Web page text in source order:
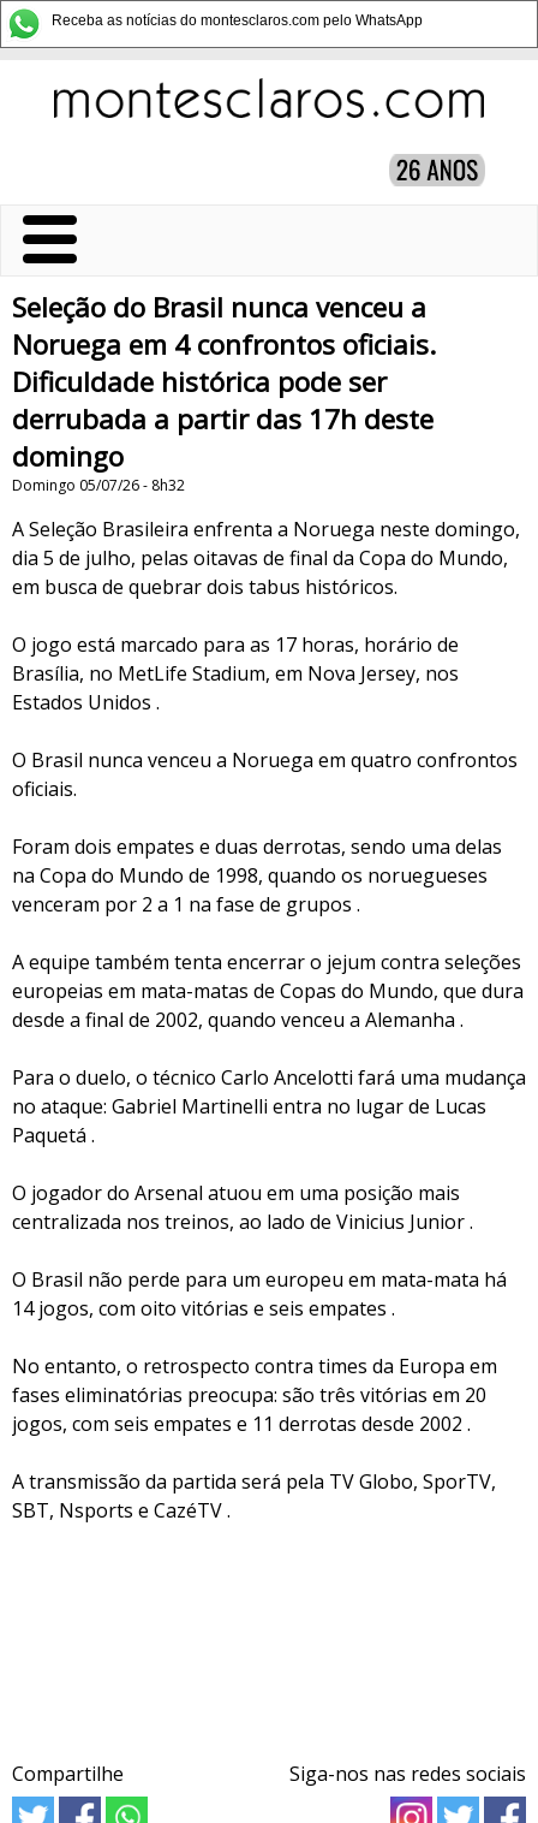
Receba as notícias do montesclaros.com pelo WhatsApp
Seleção do Brasil nunca venceu a
Noruega em 4 confrontos oficiais.
Dificuldade histórica pode ser
derrubada a partir das 17h deste
domingo
Domingo 05/07/26 - 8h32
A Seleção Brasileira enfrenta a Noruega neste domingo,
dia 5 de julho, pelas oitavas de final da Copa do Mundo,
em busca de quebrar dois tabus históricos.
O jogo está marcado para as 17 horas, horário de
Brasília, no MetLife Stadium, em Nova Jersey, nos
Estados Unidos .
O Brasil nunca venceu a Noruega em quatro confrontos
oficiais.
Foram dois empates e duas derrotas, sendo uma delas
na Copa do Mundo de 1998, quando os noruegueses
venceram por 2 a 1 na fase de grupos .
A equipe também tenta encerrar o jejum contra seleções
europeias em mata-matas de Copas do Mundo, que dura
desde a final de 2002, quando venceu a Alemanha .
Para o duelo, o técnico Carlo Ancelotti fará uma mudança
no ataque: Gabriel Martinelli entra no lugar de Lucas
Paquetá .
O jogador do Arsenal atuou em uma posição mais
centralizada nos treinos, ao lado de Vinicius Junior .
O Brasil não perde para um europeu em mata-mata há
14 jogos, com oito vitórias e seis empates .
No entanto, o retrospecto contra times da Europa em
fases eliminatórias preocupa: são três vitórias em 20
jogos, com seis empates e 11 derrotas desde 2002 .
A transmissão da partida será pela TV Globo, SporTV,
SBT, Nsports e CazéTV .
Compartilhe Siga-nos nas redes sociais